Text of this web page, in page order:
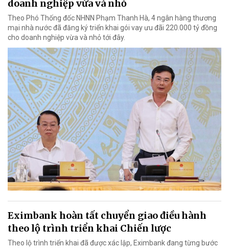
doanh nghiệp vừa và nhỏ
Theo Phó Thống đốc NHNN Phạm Thanh Hà, 4 ngân hàng thương
mại nhà nước đã đăng ký triển khai gói vay ưu đãi 220.000 tỷ đồng
cho doanh nghiệp vừa và nhỏ tới đây.
Eximbank hoàn tất chuyển giao điều hành
theo lộ trình triển khai Chiến lược
Theo lộ trình triển khai đã được xác lập, Eximbank đang từng bước